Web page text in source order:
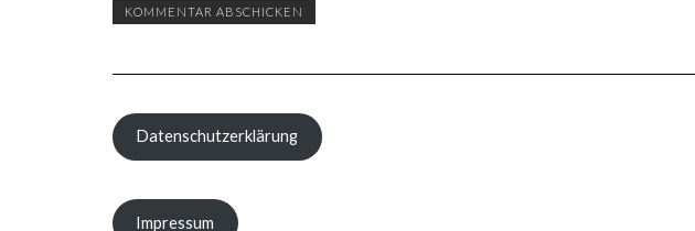
Datenschutzerklärung
Impressum